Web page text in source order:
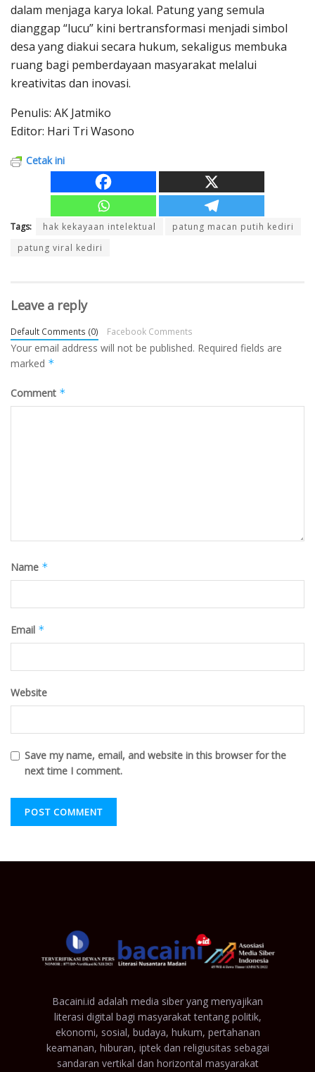
dalam menjaga karya lokal. Patung yang semula
dianggap “lucu” kini bertransformasi menjadi simbol
desa yang diakui secara hukum, sekaligus membuka
ruang bagi pemberdayaan masyarakat melalui
kreativitas dan inovasi.
Penulis: AK Jatmiko
Editor: Hari Tri Wasono
Cetak ini
Tags: hak kekayaan intelektual
patung macan putih kediri
patung viral kediri
Leave a reply
Default Comments (0) Facebook Comments
Your email address will not be published. Required fields are
marked *
Comment *
Name *
Email *
Website
Save my name, email, and website in this browser for the
next time I comment.
Bacaini.id adalah media siber yang menyajikan
literasi digital bagi masyarakat tentang politik,
ekonomi, sosial, budaya, hukum, pertahanan
keamanan, hiburan, iptek dan religiusitas sebagai
sandaran vertikal dan horizontal masyarakat